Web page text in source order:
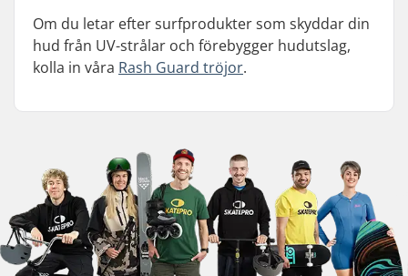
Om du letar efter surfprodukter som skyddar din
hud från UV-strålar och förebygger hudutslag,
kolla in våra Rash Guard tröjor.